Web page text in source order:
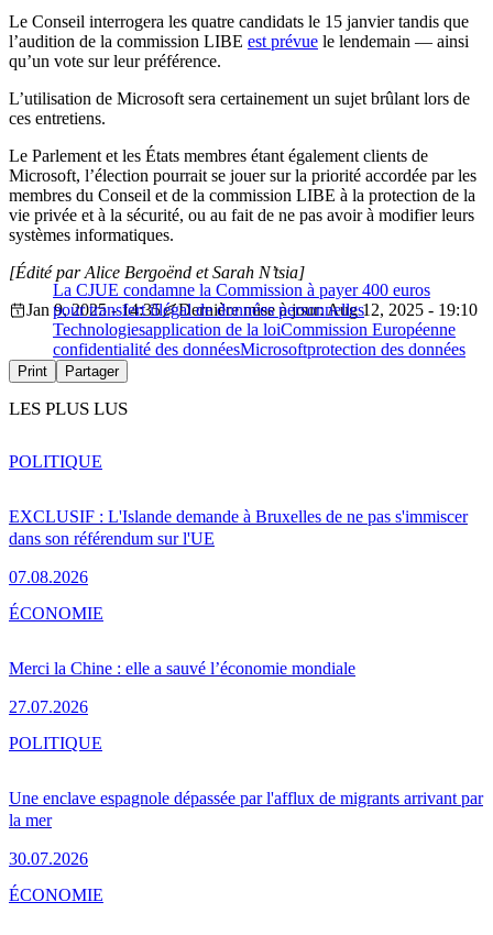
Le Conseil interrogera les quatre candidats le 15 janvier tandis que
l’audition de la commission LIBE est prévue le lendemain — ainsi
qu’un vote sur leur préférence.
L’utilisation de Microsoft sera certainement un sujet brûlant lors de
ces entretiens.
Le Parlement et les États membres étant également clients de
Microsoft, l’élection pourrait se jouer sur la priorité accordée par les
membres du Conseil et de la commission LIBE à la protection de la
vie privée et à la sécurité, ou au fait de ne pas avoir à modifier leurs
systèmes informatiques.
La CJUE condamne la Commission à payer 400 euros
pour transfert illégal de données personnelles
[Édité par Alice Bergoënd et Sarah N’tsia]
Jan 9, 2025 - 14:35
Dernière mise à jour: Aug 12, 2025 - 19:10
Technologiesapplication de la loiCommission Européenne
confidentialité des donnéesMicrosoftprotection des données
Print Partager
LES PLUS LUS
EXCLUSIF : L'Islande demande à Bruxelles de ne pas s'immiscer
dans son référendum sur l'UE
07.08.2026
POLITIQUE
Merci la Chine : elle a sauvé l’économie mondiale
27.07.2026
ÉCONOMIE
Une enclave espagnole dépassée par l'afflux de migrants arrivant par
la mer
30.07.2026
POLITIQUE
ÉCONOMIE